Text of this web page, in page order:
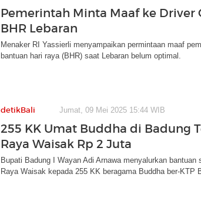
Pemerintah Minta Maaf ke Driver
BHR Lebaran
Menaker RI Yassierli menyampaikan permintaan maaf
bantuan hari raya (BHR) saat Lebaran belum optimal.
detikBali Jumat, 09 Mei 2025 15:44 WIB
255 KK Umat Buddha di Badung
Raya Waisak Rp 2 Juta
Bupati Badung I Wayan Adi Arnawa menyalurkan
Raya Waisak kepada 255 KK beragama Buddha ber-KTP